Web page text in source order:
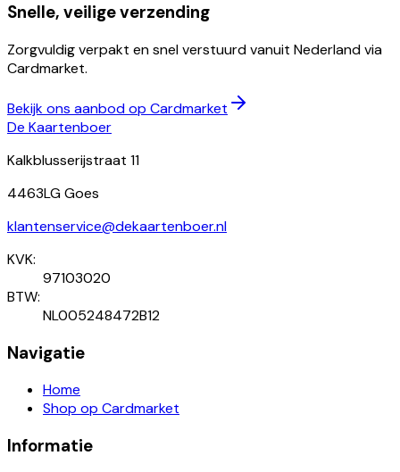
Snelle, veilige verzending
Zorgvuldig verpakt en snel verstuurd vanuit Nederland via
Cardmarket.
Bekijk ons aanbod op Cardmarket
De Kaartenboer
Kalkblusserijstraat 11
4463LG Goes
klantenservice@dekaartenboer.nl
KVK:
97103020
BTW:
NL005248472B12
Navigatie
Home
Shop op Cardmarket
Informatie